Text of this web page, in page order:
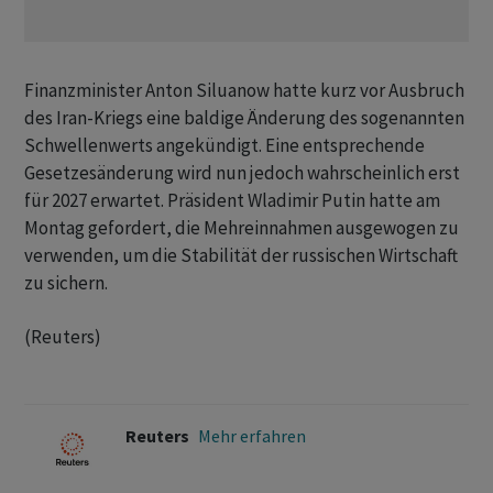
Finanzminister Anton Siluanow ​hatte kurz vor ⁠Ausbruch
des Iran-Kriegs eine baldige Änderung des sogenannten
Schwellenwerts angekündigt. Eine ‌entsprechende
Gesetzesänderung wird nun jedoch wahrscheinlich erst
für 2027 erwartet. Präsident Wladimir Putin hatte am
Montag ‌gefordert, die Mehreinnahmen ausgewogen zu
verwenden, um die ​Stabilität der russischen Wirtschaft
zu sichern.
(Reuters)
Reuters Mehr erfahren